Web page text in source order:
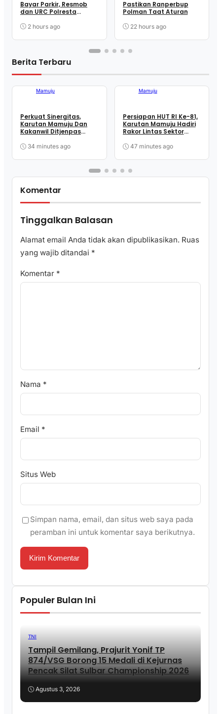
Bayar Parkir, Resmob
dan URC Polresta
Juru Parkir
2 hours ago
Pastikan Ranperbup
Polman Taat Aturan
22 hours ago
Berita Terbaru
Mamuju
Perkuat Sinergitas,
Karutan Mamuju Dan
Kakanwil Ditjenpas
Mamuju
34 minutes ago
Mamuju
Persiapan HUT RI Ke-81,
Karutan Mamuju Hadiri
Rakor Lintas Sektor
Sulbar
47 minutes ago
Komentar
Tinggalkan Balasan
Alamat email Anda tidak akan dipublikasikan. Ruas
yang wajib ditandai *
Komentar *
Nama *
Email *
Situs Web
Simpan nama, email, dan situs web saya pada
peramban ini untuk komentar saya berikutnya.
Populer Bulan Ini
TNI
Tampil Gemilang, Prajurit Yonif TP
874/VSG Borong 15 Medali di Kejurnas
Pencak Silat Sulbar Championship 2026
Agustus 3, 2026